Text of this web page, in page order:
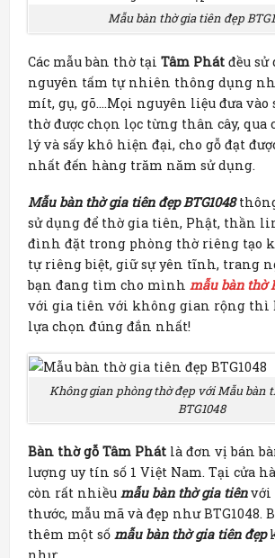
Mẫu bàn thờ gia tiên đẹp
Các mẫu bàn thờ tại Tâm Phát đều sử
nguyên tấm tự nhiên thông dụng
mít, gụ, gõ….Mọi nguyên liệu đưa vào
thờ được chọn lọc từng thân cây, qua
lý và sấy khô hiện đại, cho gỗ đạt
nhất đến hàng trăm năm sử dụng.
Mẫu bàn thờ gia tiên đẹp BTG1048
sử dụng để thờ gia tiên, Phật, thần
đình đặt trong phòng thờ riêng tạo
tự riêng biệt, giữ sự yên tĩnh, trang
bạn đang tìm cho mình mẫu bàn thờ
với gia tiên với không gian rộng thì
lựa chọn đúng đắn nhất!
Không gian phòng thờ đẹp với Mẫu bàn
BTG1048
Bàn thờ gỗ Tâm Phát là đơn vị bán
lượng uy tín số 1 Việt Nam. Tại cửa
còn rất nhiều mẫu bàn thờ gia tiênvới
thước, mẫu mã và đẹp như BTG1048.
thêm một số mẫu bàn thờ gia tiên đẹp